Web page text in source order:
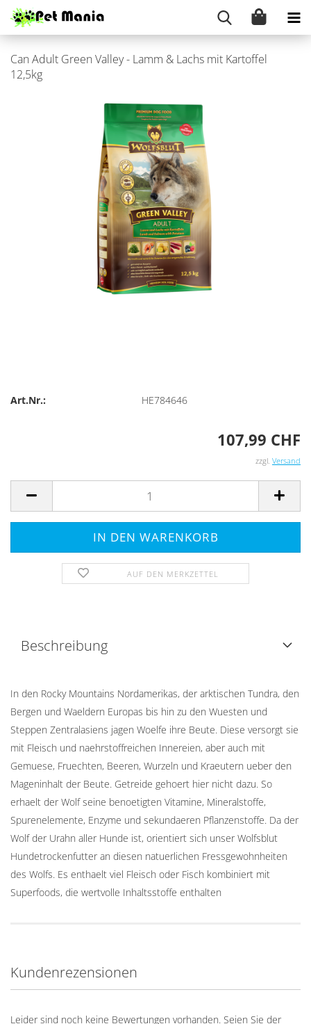
Can Adult Green Val­ley - Lamm & Lachs mit Kar­tof­fel
12,5kg
Art.Nr.: HE784646
107,99 CHF
zzgl. Versand
AUF DEN MERKZETTEL
Beschreibung
In den Rocky Mountains Nordamerikas, der arktischen Tundra, den
Bergen und Waeldern Europas bis hin zu den Wuesten und
Steppen Zentralasiens jagen Woelfe ihre Beute. Diese versorgt sie
mit Fleisch und naehrstoffreichen Innereien, aber auch mit
Gemuese, Fruechten, Beeren, Wurzeln und Kraeutern ueber den
Mageninhalt der Beute. Getreide gehoert hier nicht dazu. So
erhaelt der Wolf seine benoetigten Vitamine, Mineralstoffe,
Spurenelemente, Enzyme und sekundaeren Pflanzenstoffe. Da der
Wolf der Urahn aller Hunde ist, orientiert sich unser Wolfsblut
Hundetrockenfutter an diesen natuerlichen Fressgewohnheiten
des Wolfs. Es enthaelt viel Fleisch oder Fisch kombiniert mit
Superfoods, die wertvolle Inhaltsstoffe enthalten
Kundenrezensionen
Leider sind noch keine Bewertungen vorhanden. Seien Sie der